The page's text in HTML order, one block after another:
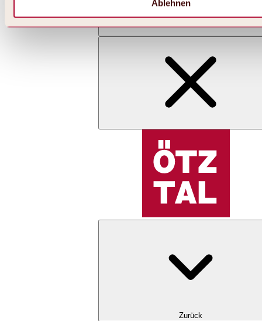
Ablehnen
Zurück